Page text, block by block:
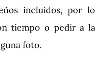
incluidos, por lo
tiempo o pedir a la
foto.